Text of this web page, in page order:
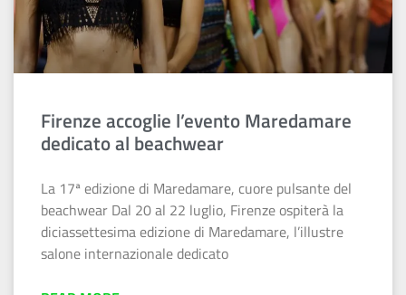
Firenze accoglie l’evento Maredamare
dedicato al beachwear
La 17ª edizione di Maredamare, cuore pulsante del
beachwear Dal 20 al 22 luglio, Firenze ospiterà la
diciassettesima edizione di Maredamare, l’illustre
salone internazionale dedicato